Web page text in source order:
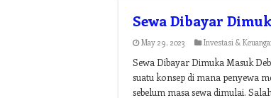
Sewa Dibayar
May 29, 2023 Investasi &
Sewa Dibayar Dimuka Masuk
suatu konsep di mana penyewa
sebelum masa sewa dimulai.